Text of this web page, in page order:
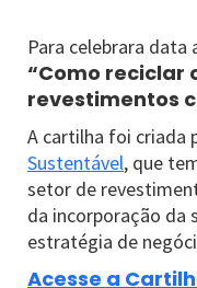
Para celebrara
“Como reciclar
revestimentos
A cartilha foi criada
Sustentável, que
setor de
da incorporação da
estratégia de
Acesse a